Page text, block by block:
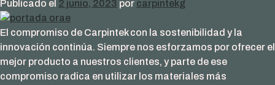
Publicado el 2 junio, 2023 por carpintekg
El compromiso de Carpintek con la sostenibilidad y la
innovación continúa. Siempre nos esforzamos por ofrecer el
mejor producto a nuestros clientes, y parte de ese
compromiso radica en utilizar los materiales más